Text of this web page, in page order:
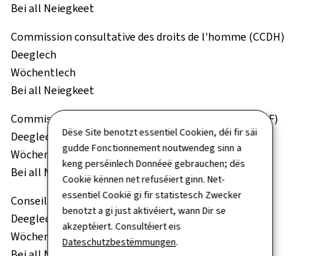
Dëse Site benotzt essentiel Cookien, déi fir säi
gudde Fonctionnement noutwendeg sinn a
keng perséinlech Donnéeë gebrauchen; dës
Cookië kënnen net refuséiert ginn. Net-
essentiel Cookië gi fir statistesch Zwecker
benotzt a gi just aktivéiert, wann Dir se
akzeptéiert. Consultéiert eis
Dateschutzbestëmmungen.
Bei all Neiegkeet
Commission consultative des droits de l'homme (CCDH)
Deeglech
Wöchentlech
Bei all Neiegkeet
Commission de surveillance du secteur financier (CSSF)
Deeglech
Wöchentlech
Bei all Neiegkeet
Conseil de la concurrence
Deeglech
Wöchentlech